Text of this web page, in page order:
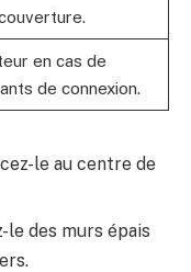
en cas de
de connexion.
le au centre de
le des murs épais